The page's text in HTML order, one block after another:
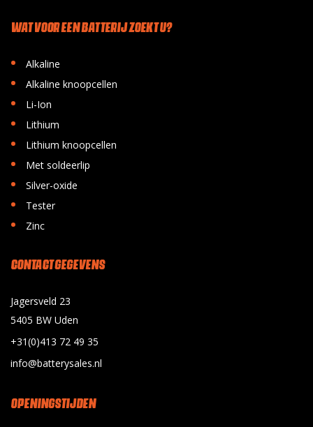
WAT VOOR EEN BATTERIJ ZOEKT U?
• Alkaline
• Alkaline knoopcellen
• Li-Ion
• Lithium
• Lithium knoopcellen
• Met soldeerlip
• Silver-oxide
• Tester
• Zinc
CONTACT GEGEVENS
Jagersveld 23
5405 BW Uden
+31(0)413 72 49 35
info@batterysales.nl
OPENINGSTIJDEN